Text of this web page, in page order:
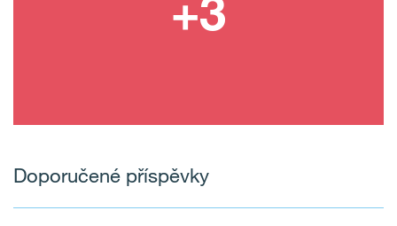
Doporučené příspěvky